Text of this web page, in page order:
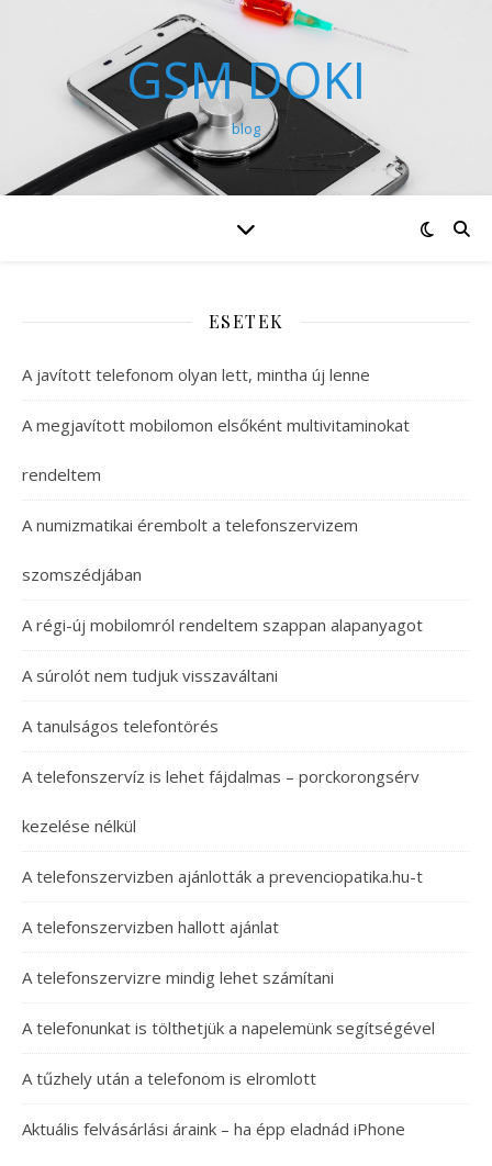
GSM DOKI
blog
ESETEK
A javított telefonom olyan lett, mintha új lenne
A megjavított mobilomon elsőként multivitaminokat
rendeltem
A numizmatikai érembolt a telefonszervizem
szomszédjában
A régi-új mobilomról rendeltem szappan alapanyagot
A súrolót nem tudjuk visszaváltani
A tanulságos telefontörés
A telefonszervíz is lehet fájdalmas – porckorongsérv
kezelése nélkül
A telefonszervizben ajánlották a prevenciopatika.hu-t
A telefonszervizben hallott ajánlat
A telefonszervizre mindig lehet számítani
A telefonunkat is tölthetjük a napelemünk segítségével
A tűzhely után a telefonom is elromlott
Aktuális felvásárlási áraink – ha épp eladnád iPhone